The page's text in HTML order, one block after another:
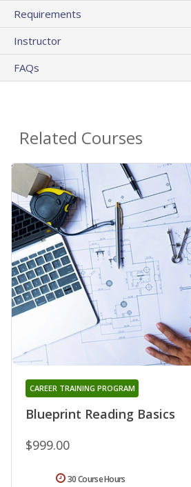
Requirements
Instructor
FAQs
Related Courses
Blueprint Reading Basics
CAREER TRAINING PROGRAM
$999.00
30 Course Hours